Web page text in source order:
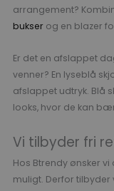
arrangement?
bukser og en blazer
Er det en afslappet
venner? En lyseblå
afslappet udtryk. Blå
looks, hvor de kan
Vi tilbyder fri
Hos Btrendy ønsker
muligt. Derfor